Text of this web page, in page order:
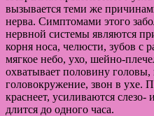
вызывается теми же
нерва. Симптомами этого
нервной системы являются
корня носа, челюсти, зубов с
мягкое небо, ухо, шейно-
охватывает половину
головокружение, звон в ухе.
краснеет, усиливаются
длится до одного часа.